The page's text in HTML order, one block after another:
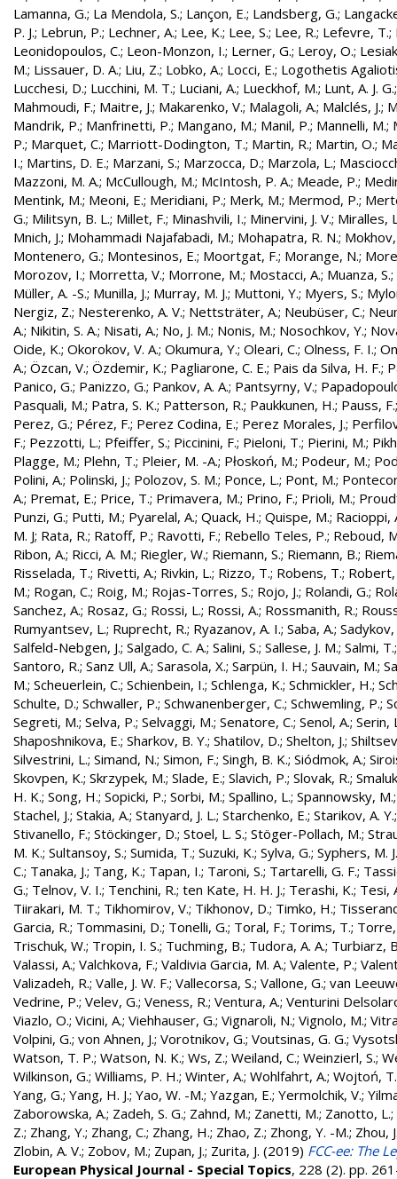
Lamanna, G.; La Mendola, S.; Lançon, E.; Landsberg, G.;
P. J.; Lebrun, P.; Lechner, A.; Lee, K.; Lee, S.; Lee, R.; Lefevre, T.;
Leonidopoulos, C.; Leon-Monzon, I.; Lerner, G.; Leroy, O.;
M.; Lissauer, D. A.; Liu, Z.; Lobko, A.; Locci, E.; Logothetis
Lucchesi, D.; Lucchini, M. T.; Luciani, A.; Lueckhof, M.; Lunt, A. J. G.
Mahmoudi, F.; Maitre, J.; Makarenko, V.; Malagoli, A.; Malclés, J.;
Mandrik, P.; Manfrinetti, P.; Mangano, M.; Manil, P.; Mannelli, M.;
P.; Marquet, C.; Marriott-Dodington, T.; Martin, R.; Martin, O.;
I.; Martins, D. E.; Marzani, S.; Marzocca, D.; Marzola, L.;
Mazzoni, M. A.; McCullough, M.; McIntosh, P. A.; Meade, P.;
Mentink, M.; Meoni, E.; Meridiani, P.; Merk, M.; Mermod, P.;
G.; Militsyn, B. L.; Millet, F.; Minashvili, I.; Minervini, J. V.; Miralles,
Mnich, J.; Mohammadi Najafabadi, M.; Mohapatra, R. N.;
Montenero, G.; Montesinos, E.; Moortgat, F.; Morange, N.;
Morozov, I.; Morretta, V.; Morrone, M.; Mostacci, A.; Muanza, S.;
Müller, A. -S.; Munilla, J.; Murray, M. J.; Muttoni, Y.; Myers, S.;
Nergiz, Z.; Nesterenko, A. V.; Nettsträter, A.; Neubüser, C.;
A.; Nikitin, S. A.; Nisati, A.; No, J. M.; Nonis, M.; Nosochkov, Y.;
Oide, K.; Okorokov, V. A.; Okumura, Y.; Oleari, C.; Olness, F. I.;
A.; Özcan, V.; Özdemir, K.; Pagliarone, C. E.; Pais da Silva, H. F.;
Panico, G.; Panizzo, G.; Pankov, A. A.; Pantsyrny, V.;
Pasquali, M.; Patra, S. K.; Patterson, R.; Paukkunen, H.; Pauss, F.
Perez, G.; Pérez, F.; Perez Codina, E.; Perez Morales, J.;
F.; Pezzotti, L.; Pfeiffer, S.; Piccinini, F.; Pieloni, T.; Pierini, M.;
Plagge, M.; Plehn, T.; Pleier, M. -A.; Płoskoń, M.; Podeur, M.;
Polini, A.; Polinski, J.; Polozov, S. M.; Ponce, L.; Pont, M.;
A.; Premat, E.; Price, T.; Primavera, M.; Prino, F.; Prioli, M.;
Punzi, G.; Putti, M.; Pyarelal, A.; Quack, H.; Quispe, M.; Racioppi,
M. J; Rata, R.; Ratoff, P.; Ravotti, F.; Rebello Teles, P.; Reboud,
Ribon, A.; Ricci, A. M.; Riegler, W.; Riemann, S.; Riemann, B.;
Risselada, T.; Rivetti, A.; Rivkin, L.; Rizzo, T.; Robens, T.; Robert,
M.; Rogan, C.; Roig, M.; Rojas-Torres, S.; Rojo, J.; Rolandi, G.;
Sanchez, A.; Rosaz, G.; Rossi, L.; Rossi, A.; Rossmanith, R.;
Rumyantsev, L.; Ruprecht, R.; Ryazanov, A. I.; Saba, A.; Sadykov,
Salfeld-Nebgen, J.; Salgado, C. A.; Salini, S.; Sallese, J. M.; Salmi, T.
Santoro, R.; Sanz Ull, A.; Sarasola, X.; Sarpün, I. H.; Sauvain, M.;
M.; Scheuerlein, C.; Schienbein, I.; Schlenga, K.; Schmickler, H.;
Schulte, D.; Schwaller, P.; Schwanenberger, C.; Schwemling, P.;
Segreti, M.; Selva, P.; Selvaggi, M.; Senatore, C.; Senol, A.; Serin,
Shaposhnikova, E.; Sharkov, B. Y.; Shatilov, D.; Shelton, J.;
Silvestrini, L.; Simand, N.; Simon, F.; Singh, B. K.; Siódmok, A.;
Skovpen, K.; Skrzypek, M.; Slade, E.; Slavich, P.; Slovak, R.;
H. K.; Song, H.; Sopicki, P.; Sorbi, M.; Spallino, L.; Spannowsky, M.
Stachel, J.; Stakia, A.; Stanyard, J. L.; Starchenko, E.; Starikov, A. Y.
Stivanello, F.; Stöckinger, D.; Stoel, L. S.; Stöger-Pollach, M.;
M. K.; Sultansoy, S.; Sumida, T.; Suzuki, K.; Sylva, G.; Syphers, M. J.
C.; Tanaka, J.; Tang, K.; Tapan, I.; Taroni, S.; Tartarelli, G. F.;
G.; Telnov, V. I.; Tenchini, R.; ten Kate, H. H. J.; Terashi, K.; Tesi,
Tiirakari, M. T.; Tikhomirov, V.; Tikhonov, D.; Timko, H.;
Garcia, R.; Tommasini, D.; Tonelli, G.; Toral, F.; Torims, T.;
Trischuk, W.; Tropin, I. S.; Tuchming, B.; Tudora, A. A.; Turbiarz,
Valassi, A.; Valchkova, F.; Valdivia Garcia, M. A.; Valente, P.;
Valizadeh, R.; Valle, J. W. F.; Vallecorsa, S.; Vallone, G.; van
Vedrine, P.; Velev, G.; Veness, R.; Ventura, A.; Venturini
Viazlo, O.; Vicini, A.; Viehhauser, G.; Vignaroli, N.; Vignolo, M.;
Volpini, G.; von Ahnen, J.; Vorotnikov, G.; Voutsinas, G. G.;
Watson, T. P.; Watson, N. K.; Ws, Z.; Weiland, C.; Weinzierl, S.;
Wilkinson, G.; Williams, P. H.; Winter, A.; Wohlfahrt, A.; Wojtoń, T.
Yang, G.; Yang, H. J.; Yao, W. -M.; Yazgan, E.; Yermolchik, V.;
Zaborowska, A.; Zadeh, S. G.; Zahnd, M.; Zanetti, M.; Zanotto, L.;
Z.; Zhang, Y.; Zhang, C.; Zhang, H.; Zhao, Z.; Zhong, Y. -M.; Zhou,
Zlobin, A. V.; Zobov, M.; Zupan, J.; Zurita, J. (2019) FCC-ee: The
European Physical Journal - Special Topics, 228 (2). pp.